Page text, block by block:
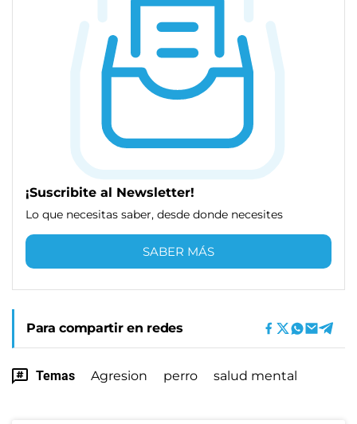
¡Suscribite al Newsletter!
Lo que necesitas saber, desde donde necesites
SABER MÁS
Para compartir en redes
Temas Agresion perro salud mental